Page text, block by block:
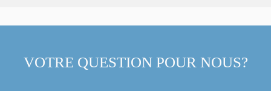
VOTRE QUESTION POUR NOUS?